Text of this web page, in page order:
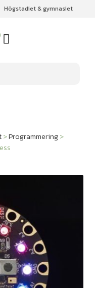
Högstadiet & gymnasiet
Programmering
Arduino
>Programmering>